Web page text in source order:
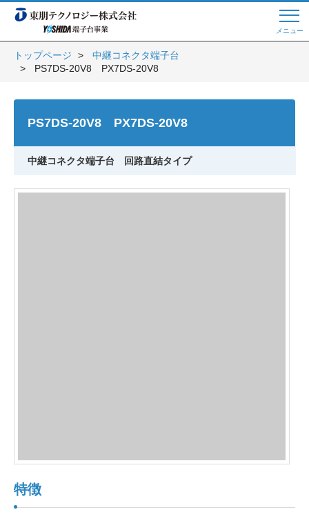
メニュー
Web商談 ご希望の方はこちら
電話・メールでお問い合わせ
トップページへ
品質への取り組み 環境方針について
個人情報保護方針
トップページ
中継コネクタ端子台
PS7DS-20V8 PX7DS-20V8
PS7DS-20V8 PX7DS-20V8
中継コネクタ端子台 回路直結タイプ
特徴